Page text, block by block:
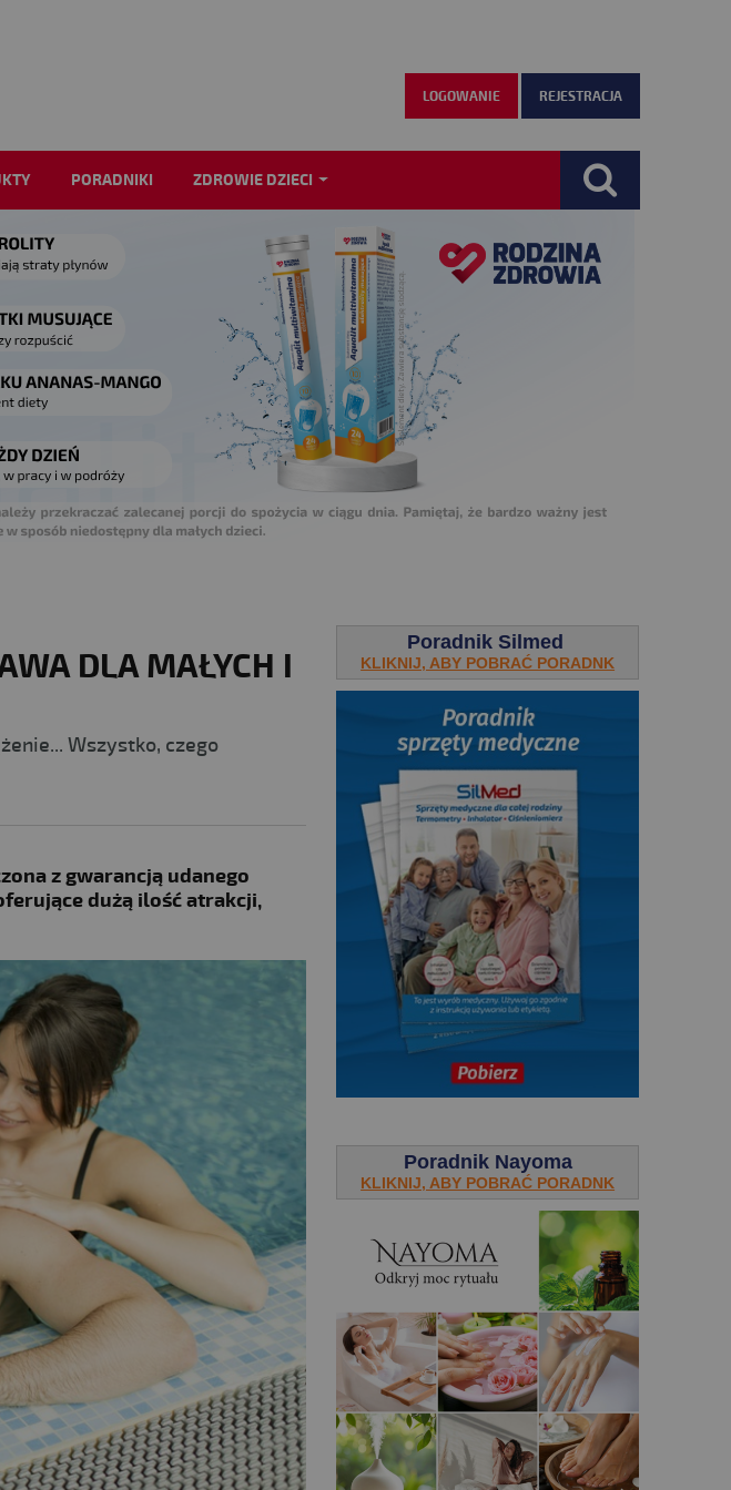
LOGOWANIE REJESTRACJA
PORADNIKI ZDROWIE DZIECI
DLA MAŁYCH I
Wszystko, czego
z gwarancją udanego
dużą ilość atrakcji,
Poradnik Silmed
KLIKNIJ, ABY POBRAĆ PORADNK
Poradnik Nayoma
KLIKNIJ, ABY POBRAĆ PORADNK